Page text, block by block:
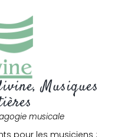
Musiques
musicale
pour les musiciens :